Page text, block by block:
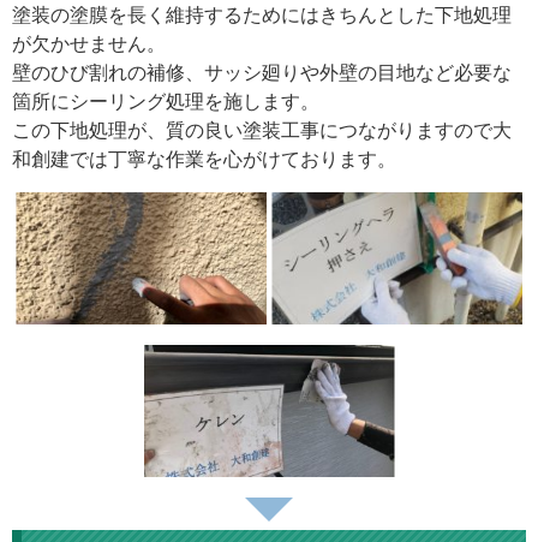
塗装の塗膜を長く維持するためにはきちんとした下地処理
が欠かせません。
壁のひび割れの補修、サッシ廻りや外壁の目地など必要な
箇所にシーリング処理を施します。
この下地処理が、質の良い塗装工事につながりますので大
和創建では丁寧な作業を心がけております。